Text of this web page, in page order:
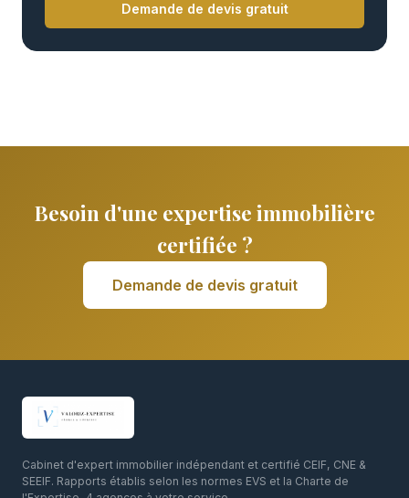
Demande de devis gratuit
Besoin d'une expertise immobilière
certifiée ?
Demande de devis gratuit
Cabinet d'expert immobilier indépendant et certifié CEIF, CNE &
SEEIF. Rapports établis selon les normes EVS et la Charte de